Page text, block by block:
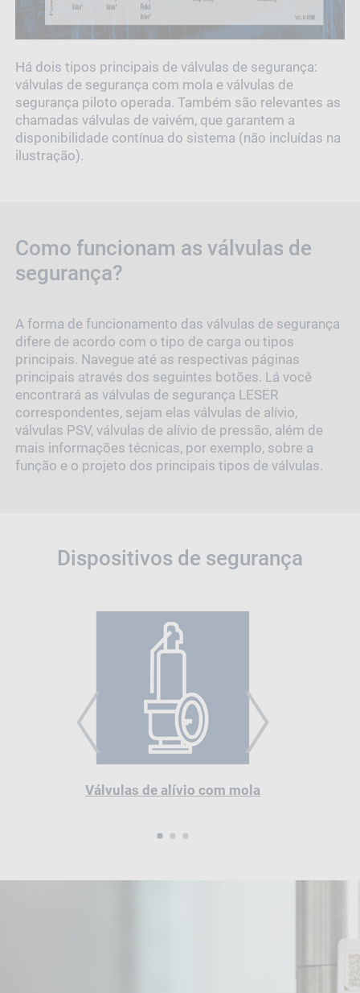
Há dois tipos principais de válvulas de segurança:
válvulas de segurança com mola e válvulas de
segurança piloto operada. Também são relevantes as
chamadas válvulas de vaivém, que garantem a
disponibilidade contínua do sistema (não incluídas na
ilustração).
Como funcionam as válvulas de
segurança?
A forma de funcionamento das válvulas de segurança
difere de acordo com o tipo de carga ou tipos
principais. Navegue até as respectivas páginas
principais através dos seguintes botões. Lá você
encontrará as válvulas de segurança LESER
correspondentes, sejam elas válvulas de alívio,
válvulas PSV, válvulas de alívio de pressão, além de
mais informações técnicas, por exemplo, sobre a
função e o projeto dos principais tipos de válvulas.
Dispositivos de segurança
Válvulas de alívio com mola
NEXT
1 2 3